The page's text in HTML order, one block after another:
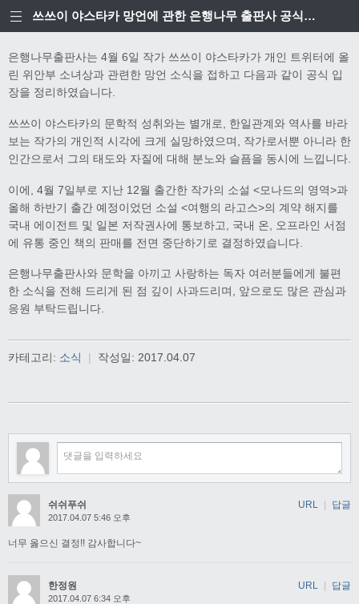
쓰쓰이 야스타카 망언에 관한 은행나무 출판사 공식입장
은행나무출판사는 4월 6일 작가 쓰쓰이 야스타카가 개인 트위터에 올
린 위안부 소녀상과 관련한 망언 소식을 접하고 다음과 같이 공식 입
장을 정리하였습니다.
쓰쓰이 야스타카의 문학적 성취와는 별개로, 한일관계와 역사를 바라
보는 작가의 개인적 시각에 크게 실망하였으며, 작가로서뿐 아니라 한
인간으로서 그의 태도와 자질에 대해 분노와 슬픔을 동시에 느낍니다.
이에, 4월 7일부로 지난 12월 출간한 작가의 소설 <모나드의 영역>과
올해 하반기 출간 예정이었던 소설 <여행의 라고스>의 계약 해지를
국내 에이전트 및 일본 저작권사에 통보하고, 국내 온, 오프라인 서점
에 유통 중인 책의 판매를 전면 중단하기로 결정하였습니다.
은행나무출판사와 문학을 아끼고 사랑하는 독자 여러분들에게 불편
한 소식을 전해 드리게 된 점 깊이 사과드리며, 앞으로도 많은 관심과
응원 부탁드립니다.
카테고리: 소식 | 작성일: 2017.04.07
쉬쉬푸쉬
2017.04.07 5:46 오후
너무 옳으신 결정!! 감사합니다~
URL | 답글
한정원
2017.04.07 6:34 오후
URL | 답글